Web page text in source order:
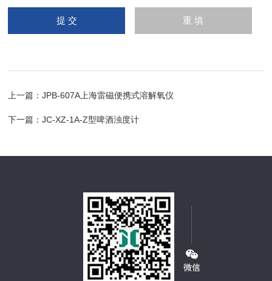
上一篇：JPB-607A上海雷磁便携式溶解氧仪
下一篇：JC-XZ-1A-Z型啤酒浊度计